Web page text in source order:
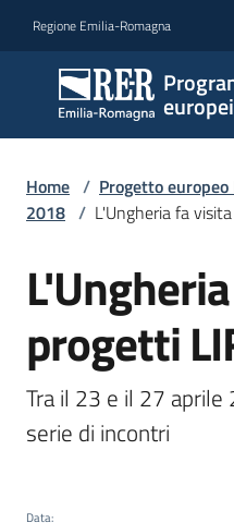
Regione Emilia-Romagna
Home / Progetto europeo
2018 / L'Ungheria fa
Salta al contenuto
progetti
Tra il 23 e il 27
serie di incontri
Data: